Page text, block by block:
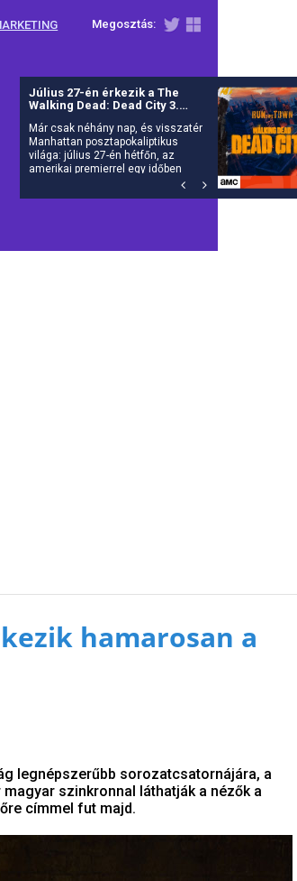
Megosztás:
Új részekkel jön A hegyi doktor
- Újra rendel
Itt a várva várt új évad: július 27-tól
folytatódik dr.
hamarosan a
legnépszerűbb sorozatcsatornájára, a
szinkronnal láthatják a nézők a
címmel fut majd.